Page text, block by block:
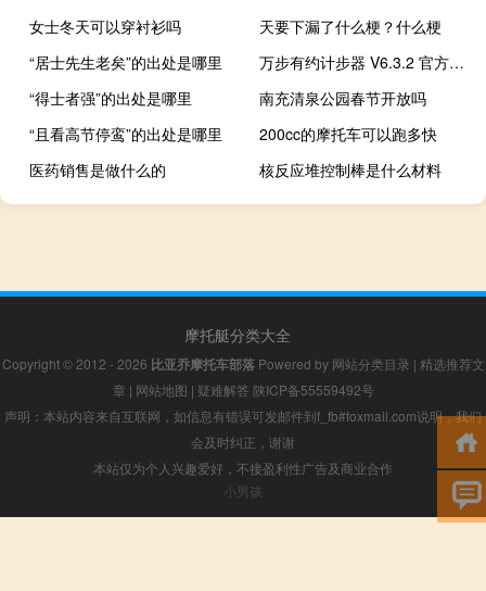
女士冬天可以穿衬衫吗
天要下漏了什么梗？什么梗
“居士先生老矣”的出处是哪里
万步有约计步器 V6.3.2 官方最新版（万步有约计步器 V6.3.2 官方最新版功能简介）
“得士者强”的出处是哪里
南充清泉公园春节开放吗
“且看高节停鸾”的出处是哪里
200cc的摩托车可以跑多快
医药销售是做什么的
核反应堆控制棒是什么材料
摩托艇分类大全
Copyright © 2012 - 2026 比亚乔摩托车部落Powered by 网站分类目录 | 精选推荐文
章 | 网站地图 | 疑难解答 陕ICP备55559492号
声明：本站内容来自互联网，如信息有错误可发邮件到f_fb#foxmail.com说明，我们
会及时纠正，谢谢
本站仅为个人兴趣爱好，不接盈利性广告及商业合作
小男孩